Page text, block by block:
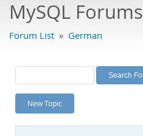
Bugs
Labs
Planet MySQL
News and Events
MySQL Forums
Forum List » German
New Topic